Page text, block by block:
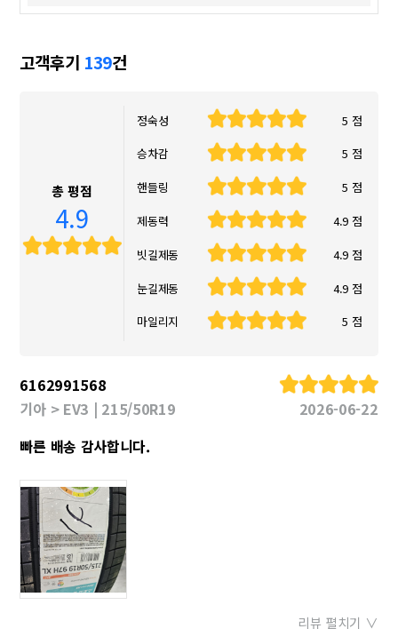
고객후기 139건
총 평점
4.9
정숙성
5 점
승차감
5 점
핸들링
5 점
제동력
4.9 점
빗길제동
4.9 점
눈길제동
4.9 점
마일리지
5 점
6162991568
기아 > EV3 | 215/50R19
2026-06-22
빠른 배송 감사합니다.
리뷰 펼치기 ∨